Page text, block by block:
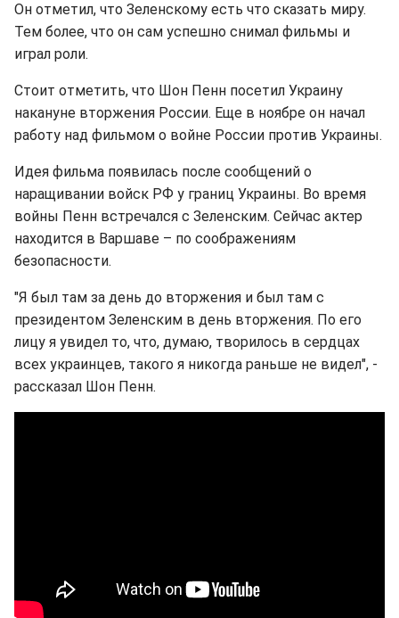
Он отметил, что Зеленскому есть что сказать миру.
Тем более, что он сам успешно снимал фильмы и
играл роли.
Стоит отметить, что Шон Пенн посетил Украину
накануне вторжения России. Еще в ноябре он начал
работу над фильмом о войне России против Украины.
Идея фильма появилась после сообщений о
наращивании войск РФ у границ Украины. Во время
войны Пенн встречался с Зеленским. Сейчас актер
находится в Варшаве – по соображениям
безопасности.
"Я был там за день до вторжения и был там с
президентом Зеленским в день вторжения. По его
лицу я увидел то, что, думаю, творилось в сердцах
всех украинцев, такого я никогда раньше не видел", -
рассказал Шон Пенн.